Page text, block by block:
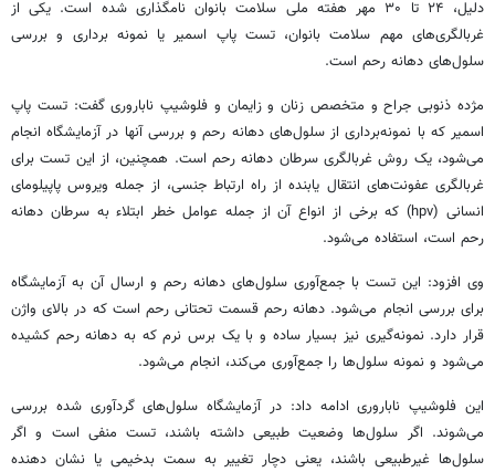
دلیل، ۲۴ تا ۳۰ مهر هفته ملی سلامت بانوان نامگذاری شده است. یکی از
غربالگری‌های مهم سلامت بانوان، تست پاپ اسمیر یا نمونه برداری و بررسی
سلول‌های دهانه رحم است‌.
مژده ذنوبیجراح و متخصص زنان و زایمان و فلوشیپناباروری گفت: تست پاپ
اسمیر که با نمونه‌برداری از سلول‌های دهانه رحم و بررسی آنها در آزمایشگاه انجام
می‌شود، یک روش غربالگری سرطان دهانه رحم است. همچنین، از این تست برای
غربالگری عفونت‌های انتقال یابنده از راه ارتباط جنسی، از جمله ویروس پاپیلومای
انسانی (hpv) که برخی از انواع آن از جمله عوامل خطر ابتلاء به سرطان دهانه
رحم است، استفاده می‌شود.
وی افزود: این تست با جمع‌آوری سلول‌های دهانه رحم و ارسال آن به آزمایشگاه
برای بررسی انجام می‌شود. دهانه رحم قسمت تحتانی رحم است که در بالای واژن
قرار دارد. نمونه‌گیری نیز بسیار ساده و با یک برس نرم که به دهانه رحم کشیده
می‌شود و نمونه سلول‌ها را جمع‌آوری می‌کند، انجام می‌شود.
این فلوشیپناباروری ادامه داد: در آزمایشگاه سلول‌های گردآوری شده بررسی
می‌شوند. اگر سلول‌ها وضعیت طبیعی داشته باشند، تست منفی است و اگر
سلول‌ها غیرطبیعی باشند، یعنی دچار تغییر به سمت بدخیمی یا نشان دهنده